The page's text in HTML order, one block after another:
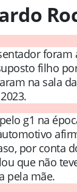
foram
filho
na sala
g1 na
por conta
que não
pela mãe.